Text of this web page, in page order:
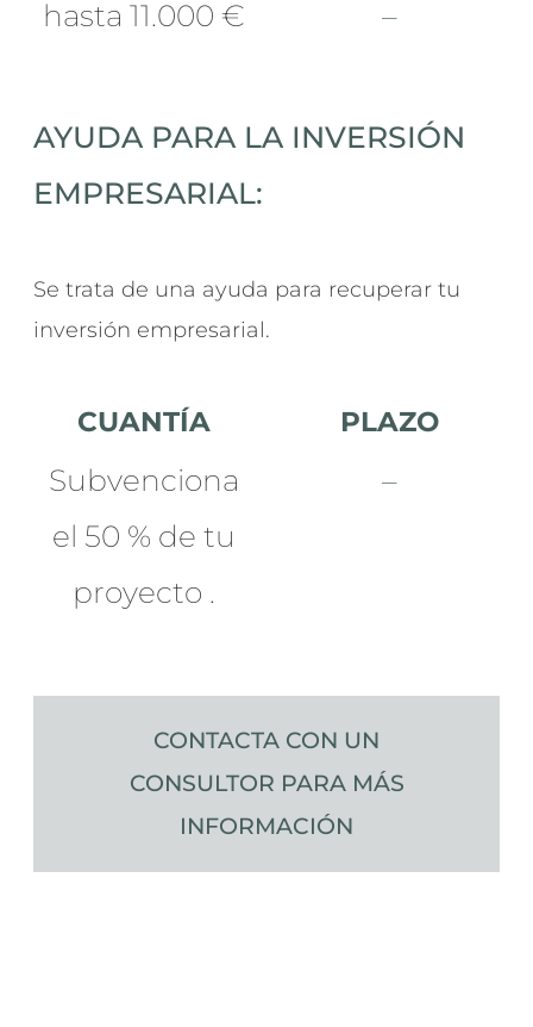
hasta 11.000 € –
AYUDA PARA LA INVERSIÓN
EMPRESARIAL:
Se trata de una ayuda para recuperar tu
inversión empresarial.
CUANTÍA
Subvenciona
el 50 % de tu
proyecto .
PLAZO
–
CONTACTA CON UN
CONSULTOR PARA MÁS
INFORMACIÓN